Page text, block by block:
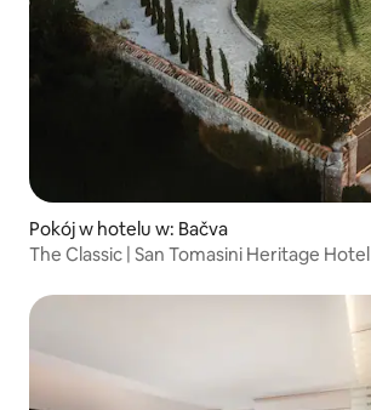
Pokój w hotelu w: Bačva
The Classic | San Tomasini Heritage Hotel